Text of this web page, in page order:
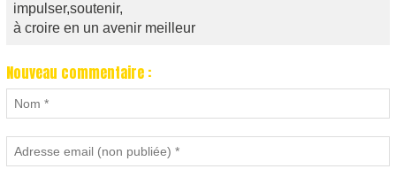
impulser,soutenir,
à croire en un avenir meilleur
Nouveau commentaire :